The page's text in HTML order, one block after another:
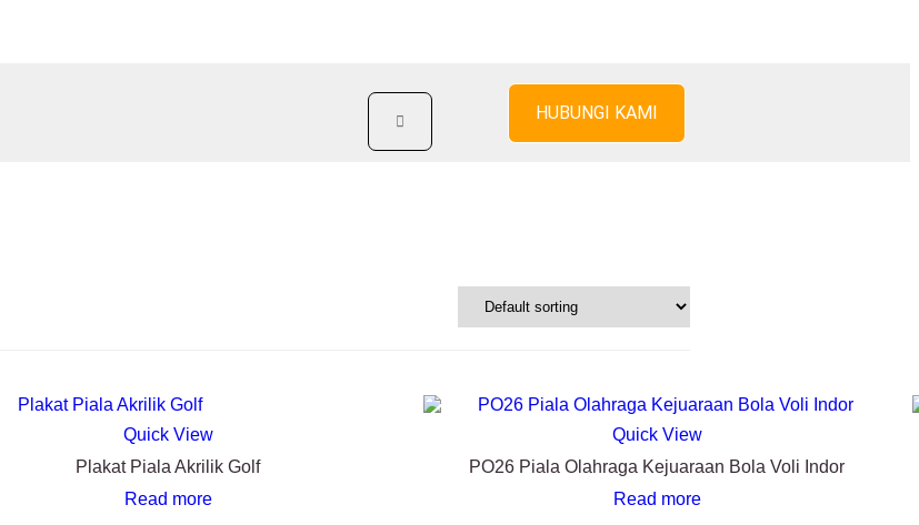
HUBUNGI KAMI
Quick View
Plakat Piala Akrilik Golf
Read more
Quick View
PO26 Piala Olahraga Kejuaraan Bola Voli Indor
Read more